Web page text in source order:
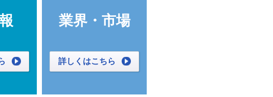
業界・市場
詳しくはこちら